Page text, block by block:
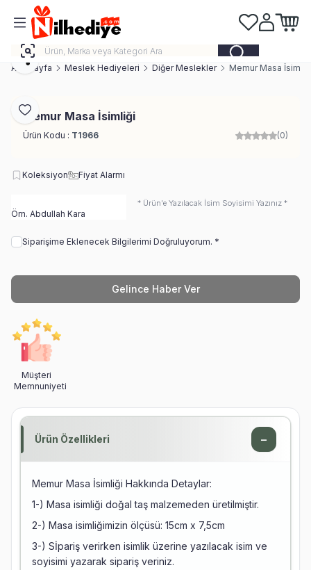
Favorilerim
Hesabım
Ana Sayfa Meslek Hediyeleri Diğer Meslekler Memur Masa İsimliği
Favoriye Ekle
Paylaş
Memur Masa İsimliği
Ürün Kodu : T1966 (0)
Koleksiyon Fiyat Alarmı
* Ürün'e Yazılacak İsim Soyisimi Yazınız *
Siparişime Eklenecek Bilgilerimi Doğruluyorum. *
Gelince Haber Ver
Müşteri
Memnuniyeti
Ürün Özellikleri −
Memur Masa İsimliği Hakkında Detaylar:
1-) Masa isimliği doğal taş malzemeden üretilmiştir.
2-) Masa isimliğimizin ölçüsü: 15cm x 7,5cm
3-) Sİpariş verirken isimlik üzerine yazılacak isim ve
soyisimi yazarak sipariş veriniz.